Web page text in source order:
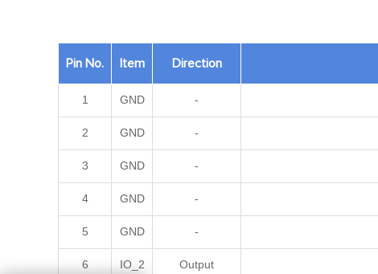
Pin No. Item Direction
1 GND -
2 GND -
3 GND -
4 GND -
5 GND -
6 IO_2 Output